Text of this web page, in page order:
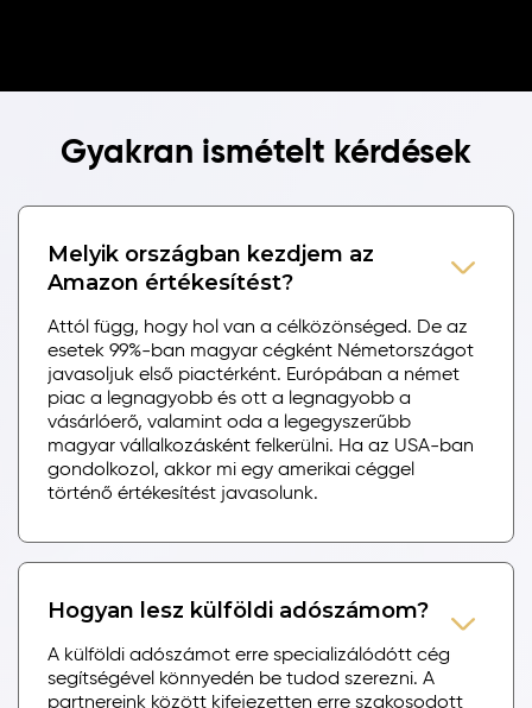
Gyakran ismételt kérdések
Melyik országban kezdjem az
Amazon értékesítést?
Attól függ, hogy hol van a célközönséged. De az
esetek 99%-ban magyar cégként Németországot
javasoljuk első piactérként. Európában a német
piac a legnagyobb és ott a legnagyobb a
vásárlóerő, valamint oda a legegyszerűbb
magyar vállalkozásként felkerülni. Ha az USA-ban
gondolkozol, akkor mi egy amerikai céggel
történő értékesítést javasolunk.
Hogyan lesz külföldi adószámom?
A külföldi adószámot erre specializálódótt cég
segítségével könnyedén be tudod szerezni. A
partnereink között kifejezetten erre szakosodott